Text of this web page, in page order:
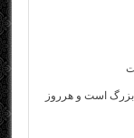
بزرگ است و هرروز